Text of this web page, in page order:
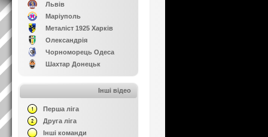
Львів
Маріуполь
Металіст 1925 Харків
Олександрія
Чорноморець Одеса
Шахтар Донецьк
Інші відео
Перша ліга
Друга ліга
Інші команди